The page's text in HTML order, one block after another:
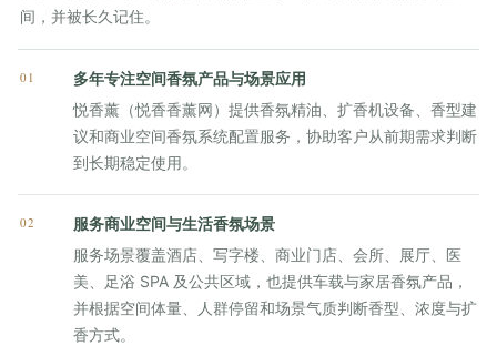
间，并被长久记住。
01
多年专注空间香氛产品与场景应用
悦香薰（悦香香薰网）提供香氛精油、扩香机设备、香型建
议和商业空间香氛系统配置服务，协助客户从前期需求判断
到长期稳定使用。
02
服务商业空间与生活香氛场景
服务场景覆盖酒店、写字楼、商业门店、会所、展厅、医
美、足浴 SPA 及公共区域，也提供车载与家居香氛产品，
并根据空间体量、人群停留和场景气质判断香型、浓度与扩
香方式。